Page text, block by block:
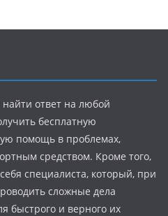
ответ на любой
бесплатную
помощь в проблемах,
средством. Кроме того,
специалиста, который, при
сложные дела
быстрого и верного их